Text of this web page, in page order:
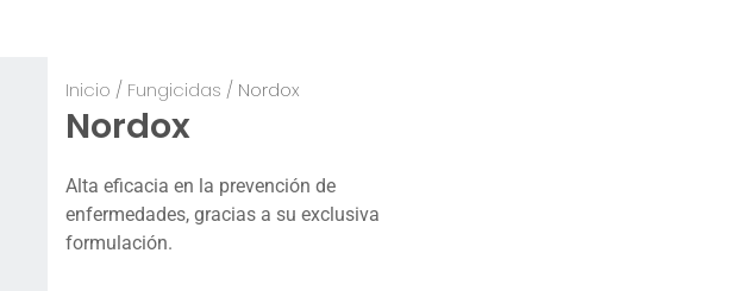
Inicio / Fungicidas / Nordox
Nordox
Alta eficacia en la prevención de
enfermedades, gracias a su exclusiva
formulación.